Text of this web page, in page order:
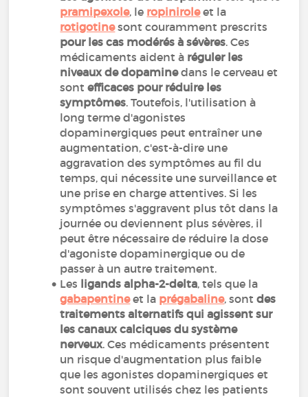
pramipexole, le ropiniroleet la
rotigotinesont couramment prescrits
pour les cas modérés à sévères. Ces
médicaments aident à réguler les
niveaux de dopaminedans le cerveau et
sont efficaces pour réduire les
symptômes. Toutefois, l'utilisation à
long terme d'agonistes
dopaminergiques peut entraîner une
augmentation, c'est-à-dire une
aggravation des symptômes au fil du
temps, qui nécessite une surveillance et
une prise en charge attentives. Si les
symptômes s'aggravent plus tôt dans la
journée ou deviennent plus sévères, il
peut être nécessaire de réduire la dose
d'agoniste dopaminergique ou de
passer à un autre traitement.
Les ligands alpha-2-delta, tels que la
gabapentineet la prégabaline, sontdes
traitements alternatifs qui agissent sur
les canaux calciques du système
nerveux. Ces médicaments présentent
un risque d'augmentation plus faible
que les agonistes dopaminergiques et
sont souvent utilisés chez les patients